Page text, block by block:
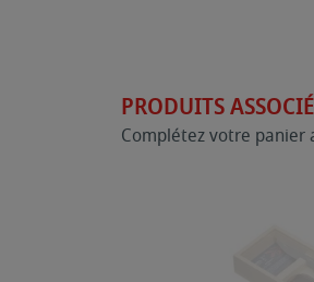
PRODUITS
Complétez votre panier